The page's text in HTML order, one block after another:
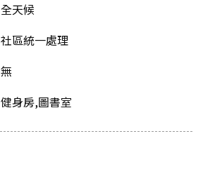
全天候
社區統一處理
無
健身房,圖書室